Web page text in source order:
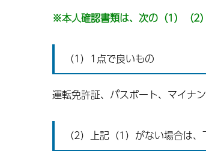
※本人確認書類は、次の（1）（2
（1）1点で良いもの
運転免許証、パスポート、マイナ
（2）上記（1）がない場合は